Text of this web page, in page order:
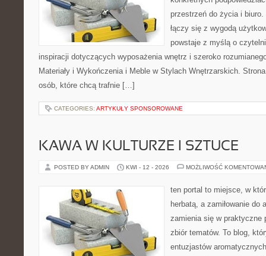
przestrzeń do życia i
łączy się z wygodą
powstaje z myślą o
inspiracji dotyczących wyposażenia wnętrz i szeroko
Materiały i Wykończenia i Meble w Stylach Wnętrzarskich.
osób, które chcą trafnie […]
CATEGORIES: ARTYKUŁY SPONSOROWANE
KAWA W KULTURZE I SZTUCE
POSTED BY ADMIN KWI - 12 - 2026 MOŻLIWOŚĆ
ten portal to miejsce, w
herbatą, a zamiłowanie do
zamienia się w praktyczne
zbiór tematów. To blog,
entuzjastów